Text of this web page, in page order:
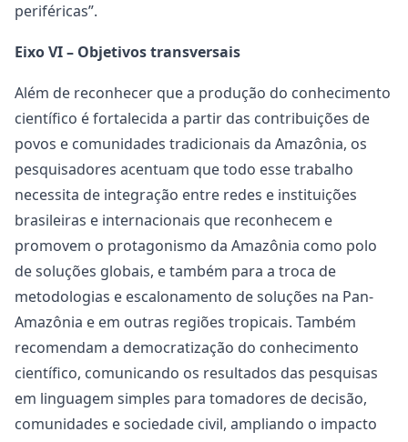
periféricas”.
Eixo VI – Objetivos transversais
Além de reconhecer que a produção do conhecimento
científico é fortalecida a partir das contribuições de
povos e comunidades tradicionais da Amazônia, os
pesquisadores acentuam que todo esse trabalho
necessita de integração entre redes e instituições
brasileiras e internacionais que reconhecem e
promovem o protagonismo da Amazônia como polo
de soluções globais, e também para a troca de
metodologias e escalonamento de soluções na Pan-
Amazônia e em outras regiões tropicais. Também
recomendam a democratização do conhecimento
científico, comunicando os resultados das pesquisas
em linguagem simples para tomadores de decisão,
comunidades e sociedade civil, ampliando o impacto